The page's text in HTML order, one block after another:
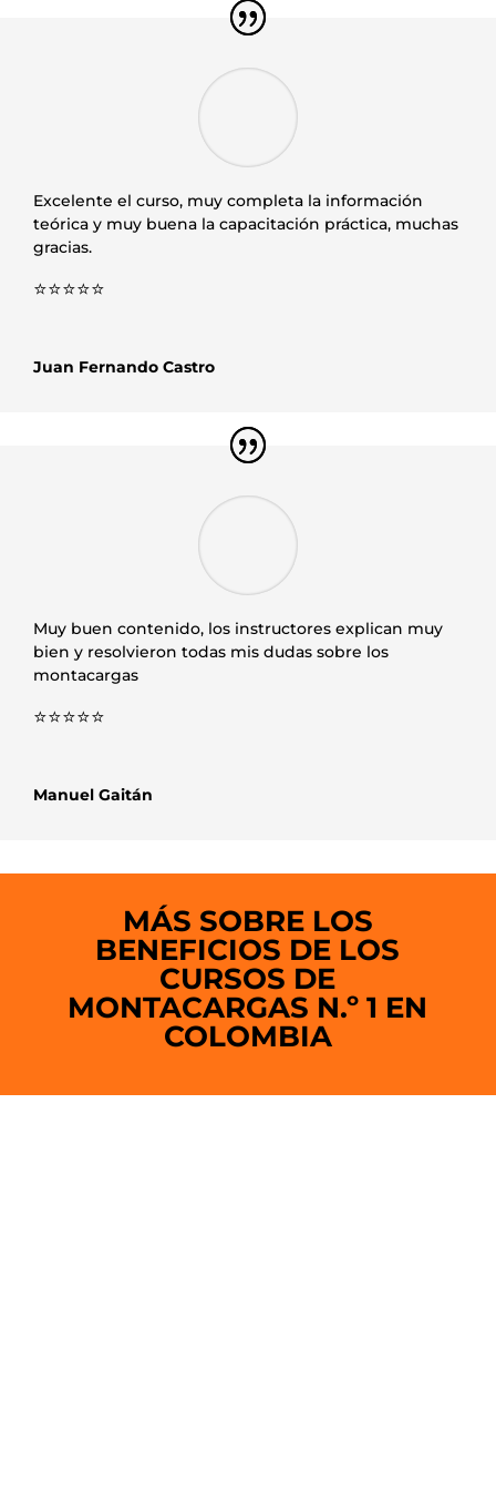
Excelente el curso, muy completa la información
teórica y muy buena la capacitación práctica, muchas
gracias.
⭐⭐⭐⭐⭐
Juan Fernando Castro
Muy buen contenido, los instructores explican muy
bien y resolvieron todas mis dudas sobre los
montacargas
⭐⭐⭐⭐⭐
Manuel Gaitán
MÁS SOBRE LOS
BENEFICIOS DE LOS
CURSOS DE
MONTACARGAS N.º 1 EN
COLOMBIA